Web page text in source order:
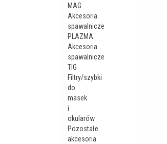
MAG
Akcesoria
spawalnicze
PLAZMA
Akcesoria
spawalnicze
TIG
Filtry/szybki
do
masek
i
okularów
Pozostałe
akcesoria